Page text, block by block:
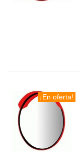
¡En oferta!